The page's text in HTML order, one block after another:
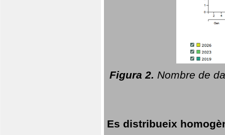
Figura 2. Nombre de
Es distribueix